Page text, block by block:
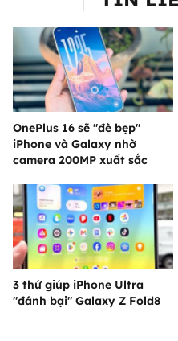
OnePlus 16 sẽ "đè bẹp"
iPhone và Galaxy nhờ
camera 200MP xuất sắc
3 thứ giúp iPhone Ultra
"đánh bại" Galaxy Z Fold8